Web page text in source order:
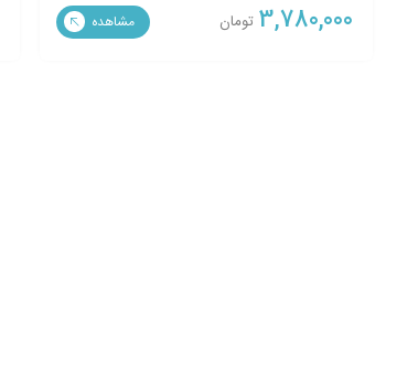
3,780,000 تومان مشاهده